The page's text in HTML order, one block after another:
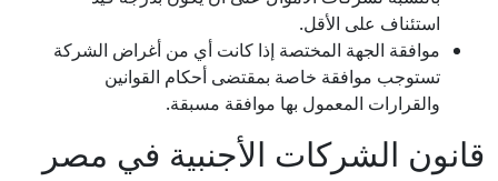
استئناف على الأقل.
موافقة الجهة المختصة إذا كانت أي من أغراض الشركة
تستوجب موافقة خاصة بمقتضى أحكام القوانين
والقرارات المعمول بها موافقة مسبقة.
قانون الشركات الأجنبية في مصر